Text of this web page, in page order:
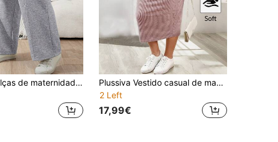
Plussiva Calças de maternidade cinza com cintura ajustável e pernas largas, calças de inverno, forro térmico quente, calças de maternidade plus size.
Plussiva Vestido casual de manga comprida canelado canelado, cor sólida, para gestantes, tamanho grande.
2 Left
17,99€